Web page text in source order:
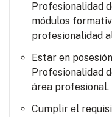
Profesionalidad
módulos
profesionalidad
Estar en
Profesionalidad
área profesional.
Cumplir el